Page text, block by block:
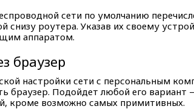
сети по умолчанию
снизу роутера. Указав их своему
аппаратом.
браузер
настройки сети с персональным
браузер. Подойдет любой его вариант
кроме возможно самых примитивных.